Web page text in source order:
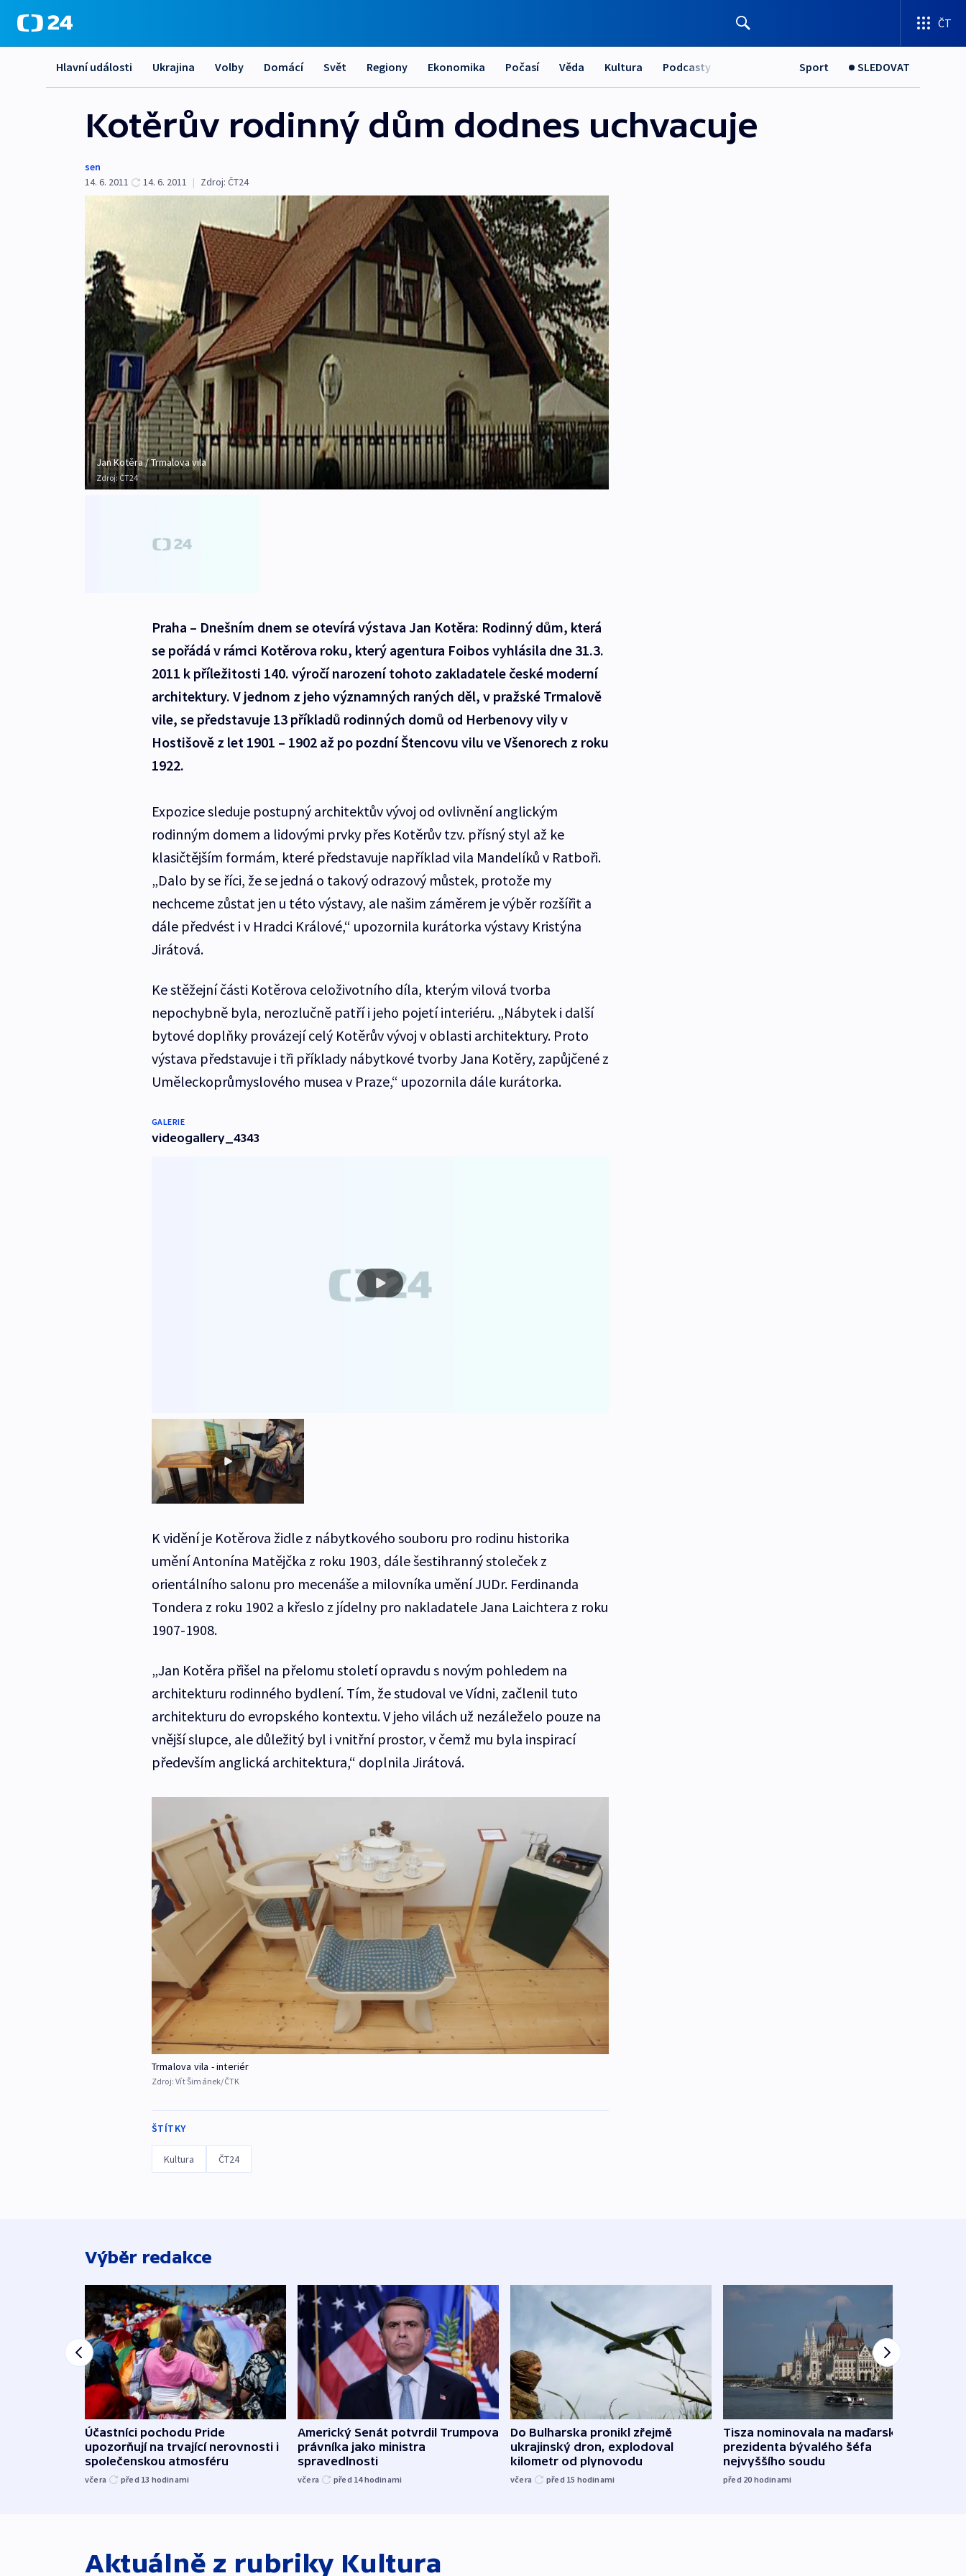
ČT
Hlavní události Ukrajina Volby Domácí Svět Regiony Ekonomika Počasí Věda Kultura Podcasty Sport SLEDOVAT
Kotěrův rodinný dům dodnes uchvacuje
sen
14. 6. 2011
14. 6. 2011 | Zdroj: ČT24
Jan Kotěra / Trmalova vila
Zdroj:ČT24
Praha – Dnešním dnem se otevírá výstava Jan Kotěra: Rodinný dům, která
se pořádá v rámci Kotěrova roku, který agentura Foibos vyhlásila dne 31.3.
2011 k příležitosti 140. výročí narození tohoto zakladatele české moderní
architektury. V jednom z jeho významných raných děl, v pražské Trmalově
vile, se představuje 13 příkladů rodinných domů od Herbenovy vily v
Hostišově z let 1901 – 1902 až po pozdní Štencovu vilu ve Všenorech z roku
1922.
Expozice sleduje postupný architektův vývoj od ovlivnění anglickým
rodinným domem a lidovými prvky přes Kotěrův tzv. přísný styl až ke
klasičtějším formám, které představuje například vila Mandelíků v Ratboři.
„Dalo by se říci, že se jedná o takový odrazový můstek, protože my
nechceme zůstat jen u této výstavy, ale našim záměrem je výběr rozšířit a
dále předvést i v Hradci Králové,“ upozornila kurátorka výstavy Kristýna
Jirátová.
Ke stěžejní části Kotěrova celoživotního díla, kterým vilová tvorba
nepochybně byla, nerozlučně patří i jeho pojetí interiéru. „Nábytek i další
bytové doplňky provázejí celý Kotěrův vývoj v oblasti architektury. Proto
výstava představuje i tři příklady nábytkové tvorby Jana Kotěry, zapůjčené z
Uměleckoprůmyslového musea v Praze,“ upozornila dále kurátorka.
GALERIE
videogallery_4343
K vidění je Kotěrova židle z nábytkového souboru pro rodinu historika
umění Antonína Matějčka z roku 1903, dále šestihranný stoleček z
orientálního salonu pro mecenáše a milovníka umění JUDr. Ferdinanda
Tondera z roku 1902 a křeslo z jídelny pro nakladatele Jana Laichtera z roku
1907-1908.
„Jan Kotěra přišel na přelomu století opravdu s novým pohledem na
architekturu rodinného bydlení. Tím, že studoval ve Vídni, začlenil tuto
architekturu do evropského kontextu. V jeho vilách už nezáleželo pouze na
vnější slupce, ale důležitý byl i vnitřní prostor, v čemž mu byla inspirací
především anglická architektura,“ doplnila Jirátová.
Trmalova vila - interiér
Zdroj:Vít Šimánek/ČTK
ŠTÍTKY
Kultura ČT24
Výběr redakce
Účastníci pochodu Pride
upozorňují na trvající nerovnosti i
společenskou atmosféru
včera před 13 hodinami
Americký Senát potvrdil Trumpova
právníka jako ministra
spravedlnosti
včera před 14hodinami
Do Bulharska pronikl zřejmě
ukrajinský dron, explodoval
kilometr od plynovodu
včera před 15 hodinami
Tisza nominovala na maďarského
prezidenta bývalého šéfa
nejvyššího soudu
před 20 hodinami
Aktuálně z rubriky Kultura